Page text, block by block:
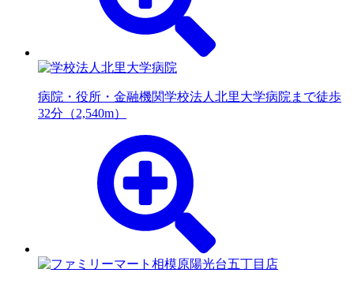
病院・役所・金融機関学校法人北里大学病院まで徒歩
32分（2,540m）